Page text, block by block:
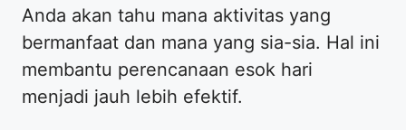
Anda akan tahu mana aktivitas yang
bermanfaat dan mana yang sia-sia. Hal ini
membantu perencanaan esok hari
menjadi jauh lebih efektif.